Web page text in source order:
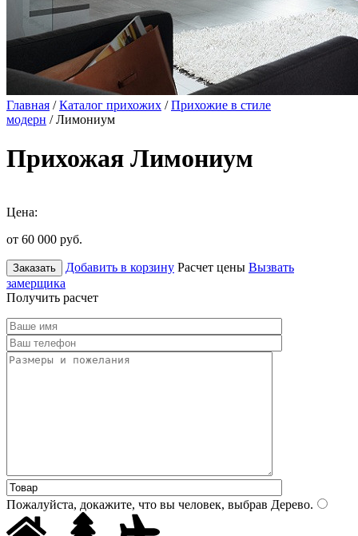
Главная /Каталог прихожих /Прихожие в стиле
модерн / Лимониум
Прихожая Лимониум
Цена:
от 60 000 руб.
Заказать Добавить в корзину Расчет цены Вызвать
замерщика
Получить расчет
Пожалуйста, докажите, что вы человек, выбрав Дерево.